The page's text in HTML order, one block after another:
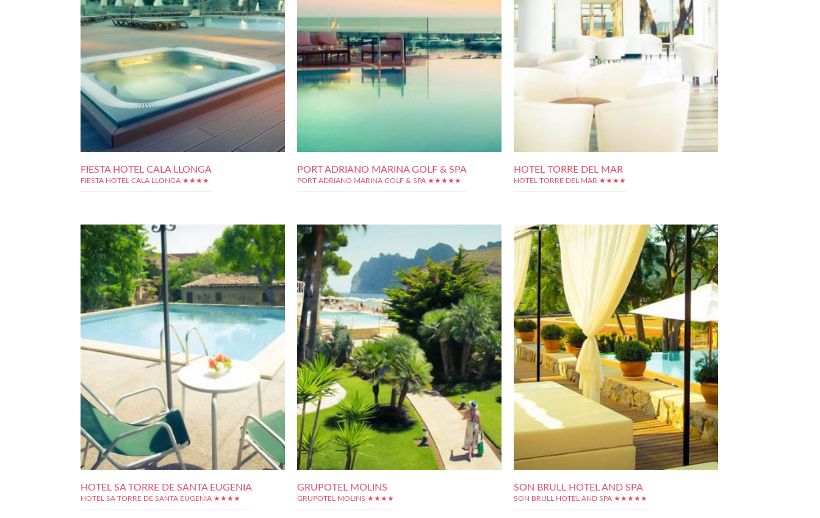
FIESTA HOTEL CALA LLONGA
FIESTA HOTEL CALA LLONGA ★★★★
PORT ADRIANO MARINA GOLF & SPA
PORT ADRIANO MARINA GOLF & SPA ★★★★★
HOTEL TORRE DEL MAR
HOTEL TORRE DEL MAR ★★★★
HOTEL SA TORRE DE SANTA EUGENIA
HOTEL SA TORRE DE SANTA EUGENIA ★★★★
GRUPOTEL MOLINS
GRUPOTEL MOLINS ★★★★
SON BRULL HOTEL AND SPA
SON BRULL HOTEL AND SPA ★★★★★